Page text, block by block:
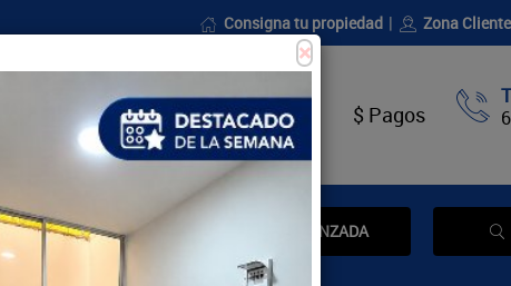
Consigna tu propiedad Zona
Noticias Contáctenos $ Pagos
AVANZADA
×